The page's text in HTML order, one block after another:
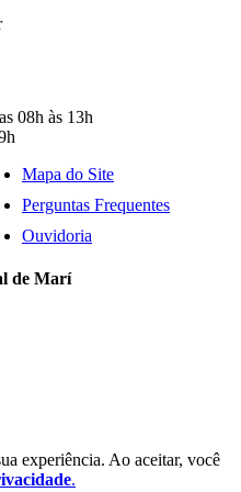
08h às 13h
Mapa do Site
Perguntas Frequentes
Ouvidoria
de Marí
experiência. Ao aceitar, você
.